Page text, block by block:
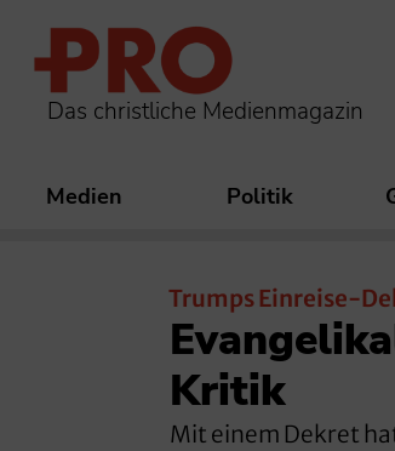
Das christliche Medienmagazin
Medien Politik
Trumps Einreise-
Kritik
Mit einem Dekret